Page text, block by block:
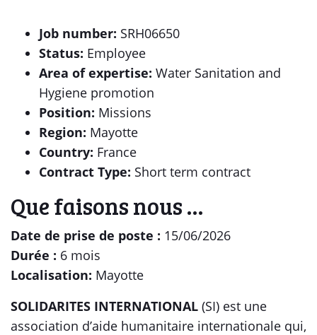
Job number: SRH06650
Status: Employee
Area of expertise: Water Sanitation and
Hygiene promotion
Position: Missions
Region: Mayotte
Country: France
Contract Type: Short term contract
Que faisons nous …
Date de prise de poste : 15/06/2026
Durée : 6 mois
Localisation: Mayotte
SOLIDARITES INTERNATIONAL (SI) est une
association d’aide humanitaire internationale qui,